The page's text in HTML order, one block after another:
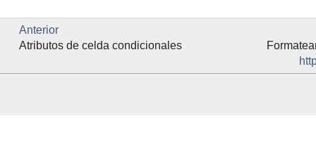
Anterior
Atributos de celda condicionales